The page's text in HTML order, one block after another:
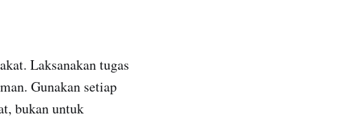
Laksanakan tugas
Gunakan setiap
bukan untuk